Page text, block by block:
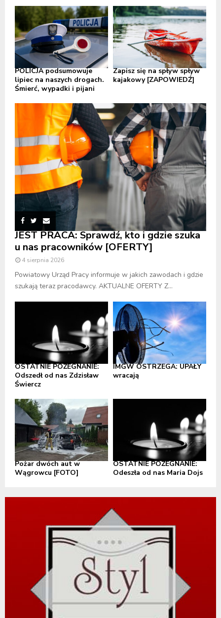
POLICJA podsumowuje
lipiec na naszych drogach.
Śmierć, wypadki i pijani
Zapisz się na spływ spływ
kajakowy [ZAPOWIEDŹ]
JEST PRACA: Sprawdź, kto i gdzie szuka
u nas pracowników [OFERTY]
4 sierpnia 2026
Powiatowy Urząd Pracy informuje w jakich zawodach i gdzie
szukają teraz pracodawcy. AKTUALNE OFERTY Z...
OSTATNIE POŻEGNANIE:
Odszedł od nas Zdzisław
Świercz
IMGW OSTRZEGA: UPAŁY
wracają
Pożar dwóch aut w
Wągrowcu [FOTO]
OSTATNIE POŻEGNANIE:
Odeszła od nas Maria Dojs